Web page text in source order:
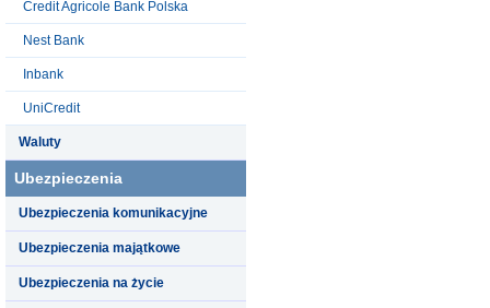
Credit Agricole Bank Polska
Nest Bank
Inbank
UniCredit
Waluty
Ubezpieczenia
Ubezpieczenia komunikacyjne
Ubezpieczenia majątkowe
Ubezpieczenia na życie